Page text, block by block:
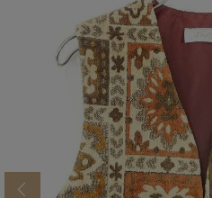
お気に入り
ご利用ガイド
店舗紹介